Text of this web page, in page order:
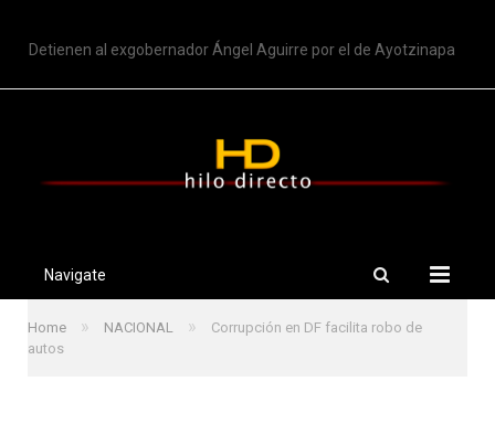
Detienen al exgobernador Ángel Aguirre por el de Ayotzinapa
Navigate
Home » NACIONAL »
Corrupción en DF facilita robo de
autos